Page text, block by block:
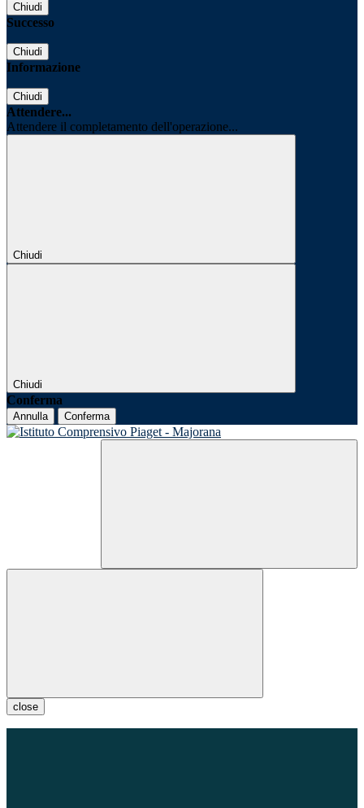
Chiudi
Successo
Chiudi
Informazione
Chiudi
Attendere...
Attendere il completamento dell'operazione...
Chiudi
Chiudi
Conferma
Annulla Conferma
close